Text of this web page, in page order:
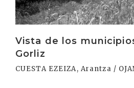
Vista de los
Gorliz
CUESTA EZEIZA, Arantza /